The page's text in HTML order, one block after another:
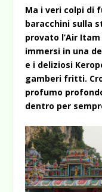
Ma i veri colpi di
baracchini sulla
provato l’Air
immersi in una
e i deliziosi
gamberi fritti.
profumo
dentro per